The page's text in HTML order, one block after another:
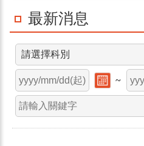
最新消息
~